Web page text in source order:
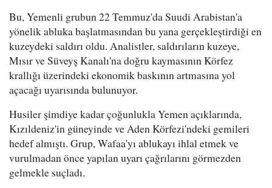
Bu, Yemenli grubun 22 Temmuz'da Suudi Arabistan'a
yönelik abluka başlatmasından bu yana gerçekleştirdiği en
kuzeydeki saldırı oldu. Analistler, saldırıların kuzeye,
Mısır ve Süveyş Kanalı'na doğru kaymasının Körfez
krallığı üzerindeki ekonomik baskının artmasına yol
açacağı uyarısında bulunuyor.
Husiler şimdiye kadar çoğunlukla Yemen açıklarında,
Kızıldeniz'in güneyinde ve Aden Körfezi'ndeki gemileri
hedef almıştı. Grup, Wafaa'yı ablukayı ihlal etmek ve
vurulmadan önce yapılan uyarı çağrılarını görmezden
gelmekle suçladı.